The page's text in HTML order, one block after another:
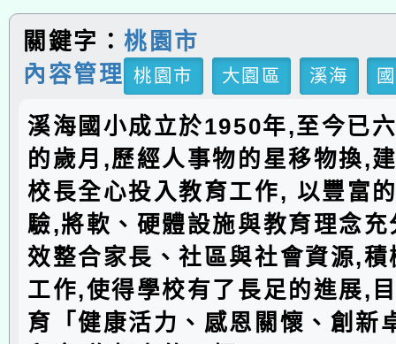
關鍵字：桃園市
內容管理
桃園市 大園區 溪海
溪海國小成立於1950年,至今已
的歲月,歷經人事物的星移物換,
校長全心投入教育工作, 以豐富
驗,將軟、硬體設施與教育理念
效整合家長、社區與社會資源,
工作,使得學校有了長足的進展,
育「健康活力、感恩關懷、創新